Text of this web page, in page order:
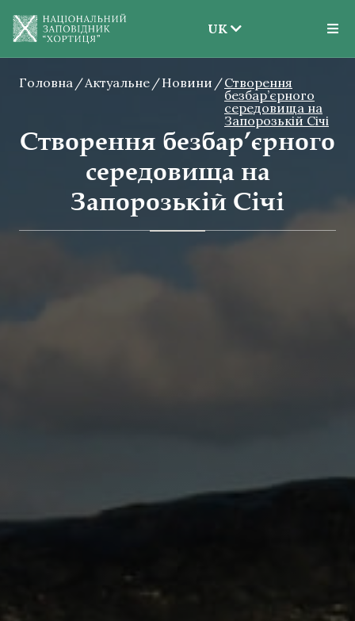
UK
EN
UK
Головна Актуальне Новини
Створення
безбар’єрного
середовища на
Запорозькій Січі
Створення безбар’єрного
середовища на
Запорозькій Січі